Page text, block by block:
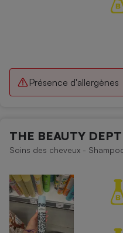
Présence d'allergènes
THE BEAUTY
Soins des cheveux -